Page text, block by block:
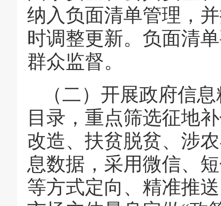
纳入负面清单管理，
时调整更新。负面清
群众监督。
（二）开展政府信
目录，重点筛选征地
改造、扶贫脱贫、涉
息数据，采用微信、
等方式定向、精准推